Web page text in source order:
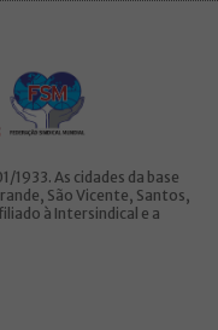
1933. As cidades da base
São Vicente, Santos,
à Intersindical e a